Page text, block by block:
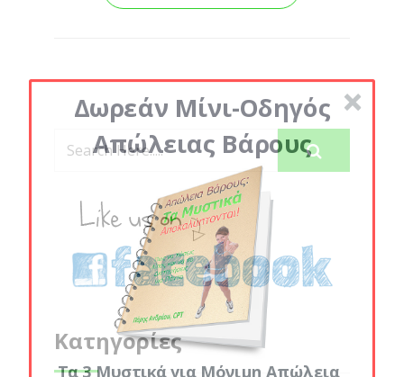
Κατηγορίες
Δωρεάν Μίνι-Οδηγός
Απώλειας Βάρους
Τα 3 Μυστικά για Μόνιμη Απώλεια